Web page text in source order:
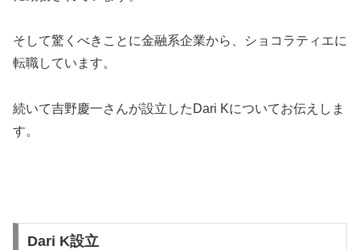
そして驚くべきことに金融系企業から、ショコラティエに
転職しています。
続いて吉野慶一さんが設立したDari Kについてお伝えしま
す。
Dari K設立